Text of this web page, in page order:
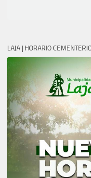
LAJA | HORARIO